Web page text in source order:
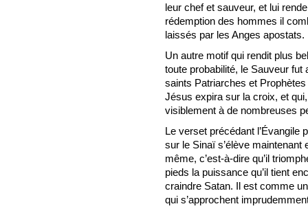
leur chef et sauveur, et lui
rédemption des hommes il
laissés par les Anges apostats.
Un autre motif qui rendit plus
toute probabilité, le Sauveur
saints Patriarches et
Jésus expira sur la croix, et
visiblement à de nombreuses
Le verset précédant l’Évangile
sur le Sinaï s’élève maintenant
même, c’est-à-dire qu’il
pieds la puissance qu’il tient
craindre Satan. Il est comme
qui s’approchent